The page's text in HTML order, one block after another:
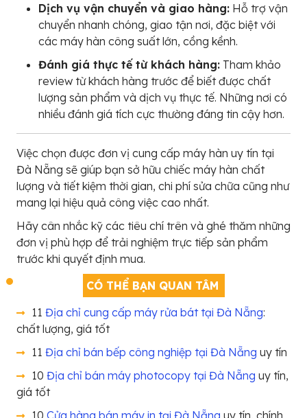
Dịch vụ vận chuyển và giao hàng: Hỗ trợ vận
chuyển nhanh chóng, giao tận nơi, đặc biệt với
các máy hàn công suất lớn, cồng kềnh.
Đánh giá thực tế từ khách hàng: Tham khảo
review từ khách hàng trước để biết được chất
lượng sản phẩm và dịch vụ thực tế. Những nơi có
nhiều đánh giá tích cực thường đáng tin cậy hơn.
Việc chọn được đơn vị cung cấp máy hàn uy tín tại
Đà Nẵng sẽ giúp bạn sở hữu chiếc máy hàn chất
lượng và tiết kiệm thời gian, chi phí sửa chữa cũng như
mang lại hiệu quả công việc cao nhất.
Hãy cân nhắc kỹ các tiêu chí trên và ghé thăm những
đơn vị phù hợp để trải nghiệm trực tiếp sản phẩm
trước khi quyết định mua.
CÓ THỂ BẠN QUAN TÂM
11 Địa chỉ cung cấp máy rửa bát tại Đà Nẵng:
chất lượng, giá tốt
11 Địa chỉ bán bếp công nghiệp tại Đà Nẵng uy tín
10 Địa chỉ bán máy photocopy tại Đà Nẵng uy tín,
giá tốt
10 Cửa hàng bán máy in tại Đà Nẵng uy tín, chính